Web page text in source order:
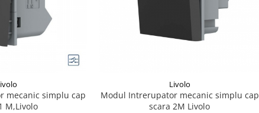
mecanic simplu cap
M,Livolo
Livolo
Modul Intrerupator mecanic simplu cap
scara 2M Livolo